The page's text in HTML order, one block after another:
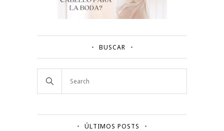
BUSCAR
ÚLTIMOS POSTS